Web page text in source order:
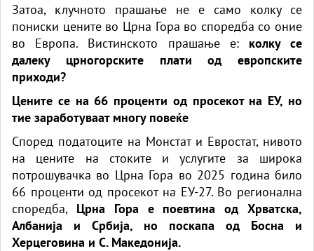
Затоа, клучното прашање не е само колку се
пониски цените во Црна Гора во споредба со оние
во Европа. Вистинското прашање е: колку се
далеку црногорските плати од европските
приходи?
Цените се на 66 проценти од просекот на ЕУ, но
тие заработуваат многу повеќе
Според податоците на Монстат и Евростат, нивото
на цените на стоките и услугите за широка
потрошувачка во Црна Гора во 2025 година било
66 проценти од просекот на ЕУ-27. Во регионална
споредба, Црна Гора е поевтина од Хрватска,
Албанија и Србија, но поскапа од Босна и
Херцеговина и С. Македонија.